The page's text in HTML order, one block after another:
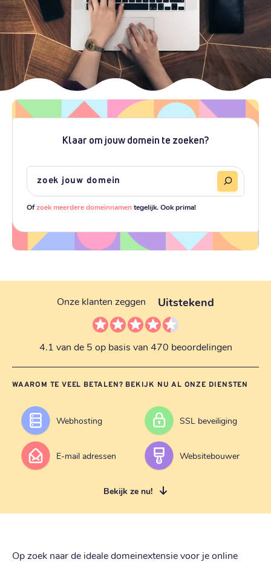
Klaar om jouw domein te zoeken?
Ofzoek meerdere domeinnamentegelijk. Ook prima!
Onze klanten zeggen Uitstekend
4.1 van de 5 op basis van 470 beoordelingen
WAAROM TE VEEL BETALEN? BEKIJK NU AL ONZE DIENSTEN
Webhosting SSL beveiliging
E-mail adressen Websitebouwer
Bekijk ze nu!
Op zoek naar de ideale domeinextensie voor je online